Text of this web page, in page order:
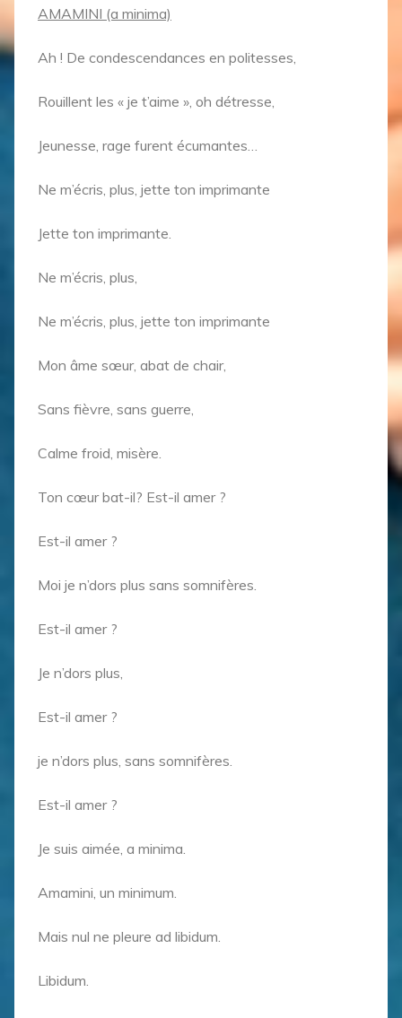
AMAMINI (a minima)
Ah ! De condescendances en politesses,
Rouillent les « je t’aime », oh détresse,
Jeunesse, rage furent écumantes…
Ne m’écris, plus, jette ton imprimante
Jette ton imprimante.
Ne m’écris, plus,
Ne m’écris, plus, jette ton imprimante
Mon âme sœur, abat de chair,
Sans fièvre, sans guerre,
Calme froid, misère.
Ton cœur bat-il? Est-il amer ?
Est-il amer ?
Moi je n’dors plus sans somnifères.
Est-il amer ?
Je n’dors plus,
Est-il amer ?
je n’dors plus, sans somnifères.
Est-il amer ?
Je suis aimée, a minima.
Amamini, un minimum.
Mais nul ne pleure ad libidum.
Libidum.